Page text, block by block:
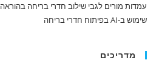
עמדות מורים לגבי שילוב חדרי בריחה בהוראה
שימוש ב-AI בפיתוח חדרי בריחה
מדריכים